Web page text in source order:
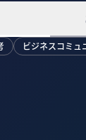
ビジネスコミュ